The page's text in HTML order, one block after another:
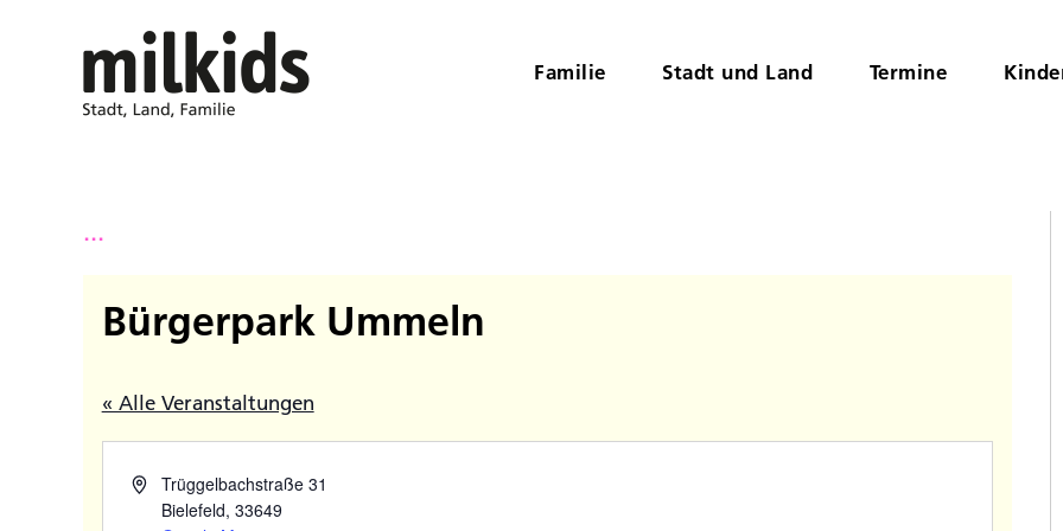
Familie Stadt und Land Termine
...
Bürgerpark Ummeln
« Alle Veranstaltungen
Trüggelbachstraße 31
Bielefeld, 33649